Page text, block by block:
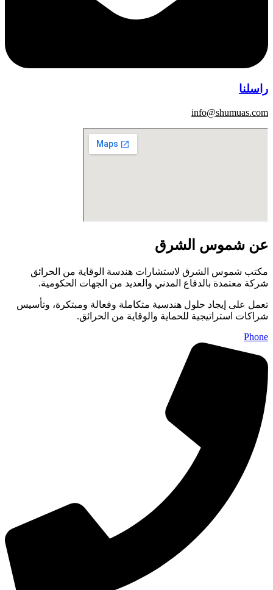
راسلنا
info@shumuas.com
عن شموس الشرق
مكتب شموس الشرق لاستشارات هندسة الوقاية من الحرائق
شركة معتمدة بالدفاع المدني والعديد من الجهات الحكومية.
تعمل على إيجاد حلول هندسية متكاملة وفعالة ومبتكرة، وتأسيس
شراكات استراتيجية للحماية والوقاية من الحرائق.
Phone